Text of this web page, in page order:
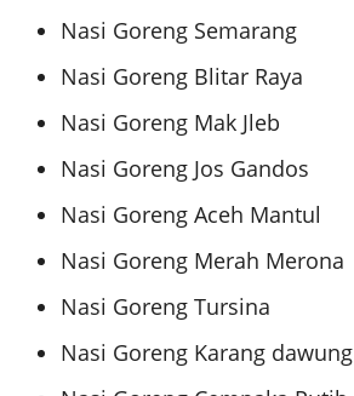
Nasi Goreng Semarang
Nasi Goreng Blitar Raya
Nasi Goreng Mak Jleb
Nasi Goreng Jos Gandos
Nasi Goreng Aceh Mantul
Nasi Goreng Merah Merona
Nasi Goreng Tursina
Nasi Goreng Karang dawung